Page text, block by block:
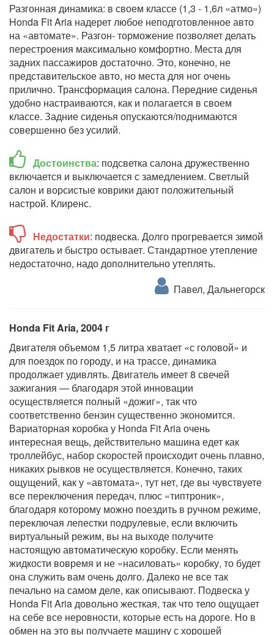
Разгонная динамика: в своем классе (1,3 - 1,6л «атмо»)
Honda Fit Aria надерет любое неподготовленное авто
на «автомате». Разгон- торможение позволяет делать
перестроения максимально комфортно. Места для
задних пассажиров достаточно. Это, конечно, не
представительское авто, но места для ног очень
прилично. Трансформация салона. Передние сиденья
удобно настраиваются, как и полагается в своем
классе. Задние сиденья опускаются/поднимаются
совершенно без усилий.
Достоинства: подсветка салона дружественно
включается и выключается с замедлением. Светлый
салон и ворсистые коврики дают положительный
настрой. Клиренс.
Недостатки: подвеска. Долго прогревается зимой
двигатель и быстро остывает. Стандартное утепление
недостаточно, надо дополнительно утеплять.
Павел, Дальнегорск
Honda Fit Aria, 2004 г
Двигателя объемом 1,5 литра хватает «с головой» и
для поездок по городу, и на трассе, динамика
продолжает удивлять. Двигатель имеет 8 свечей
зажигания — благодаря этой инновации
осуществляется полный «дожиг», так что
соответственно бензин существенно экономится.
Вариаторная коробка у Honda Fit Aria очень
интересная вещь, действительно машина едет как
троллейбус, набор скоростей происходит очень плавно,
никаких рывков не осуществляется. Конечно, таких
ощущений, как у «автомата», тут нет, где вы чувствуете
все переключения передач, плюс «типтроник»,
благодаря которому можно поездить в ручном режиме,
переключая лепестки подрулевые, если включить
виртуальный режим, вы на выходе получите
настоящую автоматическую коробку. Если менять
жидкости вовремя и не «насиловать» коробку, то будет
она служить вам очень долго. Далеко не все так
печально на самом деле, как описывают. Подвеска у
Honda Fit Aria довольно жесткая, так что тело ощущает
на себе все неровности, которые есть на дороге. Но в
обмен на это вы получаете машину с хорошей